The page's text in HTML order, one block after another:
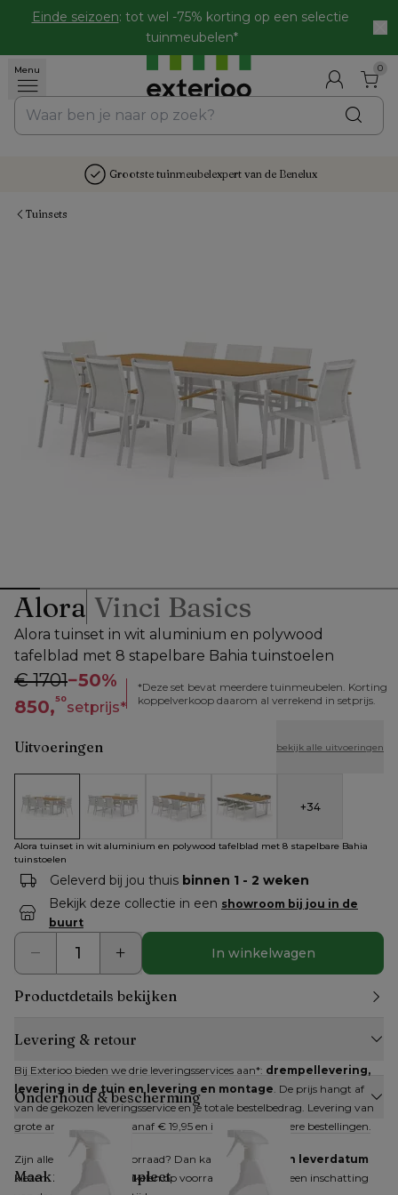
Einde seizoen: tot wel -75% korting op een selectie
tuinmeubelen*
Menu 0
Grootste tuinmeubelexpert van de Benelux
Tuinsets
Alora Vinci Basics
Alora tuinset in wit aluminium en polywood
tafelblad met 8 stapelbare Bahia tuinstoelen
€ 1701−50%
850,50
setprijs*
*Deze set bevat meerdere tuinmeubelen. Korting
koppelverkoop daarom al verrekend in setprijs.
Uitvoeringen bekijk alle uitvoeringen
Alora tuinset in wit aluminium en polywood tafelblad met 8
Alora tuinset in wit aluminium en polywood
Alora tuinset rechthoekig in wit
Alora tuinset rechthoekig
+34
Alora tuinset in wit aluminium en polywood tafelblad met 8 stapelbare Bahia
tuinstoelen
Geleverd bij jou thuis binnen 1 - 2 weken
Bekijk deze collectie in een showroom bij jou in de
buurt
In winkelwagen
Productdetails bekijken
Levering & retour
Bij Exterioo bieden we drie leveringsservices aan*: drempellevering,
levering in de tuin en levering en montage. De prijs hangt af
van de gekozen leveringsservice en je totale bestelbedrag. Levering van
grote artikelen kan al vanaf € 19,95 en is gratis bij grotere bestellingen.
Zijn alle artikelen op voorraad? Dan kan je
direct een leverdatum
kiezen. Zijn niet alle artikelen op voorraad, dan krijg je een inschatting
Onderhoud & bescherming
Maak je look compleet